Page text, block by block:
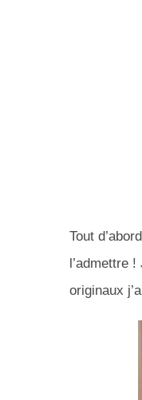
Tout
l’admettre
originaux